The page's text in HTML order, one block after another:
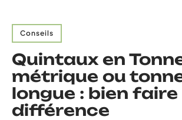
Conseils
Quintaux en
métrique ou
longue : bien faire
différence